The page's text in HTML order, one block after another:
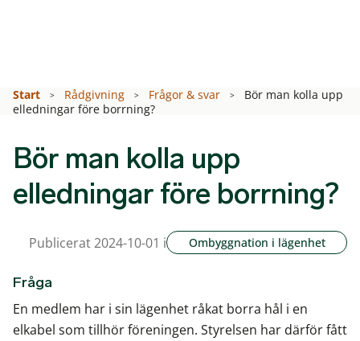
Start Rådgivning Frågor & svar
Bör man kolla upp
elledningar före borrning?
Bör man kolla upp
elledningar före borrning?
Publicerat 2024-10-01 i Ombyggnation i lägenhet
Fråga
En medlem har i sin lägenhet råkat borra hål i en
elkabel som tillhör föreningen. Styrelsen har därför fått